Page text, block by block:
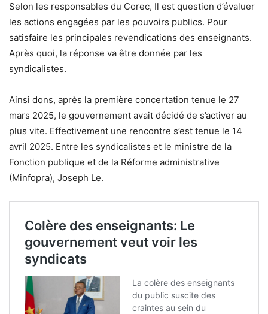
Selon les responsables du Corec, Il est question d’évaluer
les actions engagées par les pouvoirs publics. Pour
satisfaire les principales revendications des enseignants.
Après quoi, la réponse va être donnée par les
syndicalistes.
Ainsi dons, après la première concertation tenue le 27
mars 2025, le gouvernement avait décidé de s’activer au
plus vite. Effectivement une rencontre s’est tenue le 14
avril 2025. Entre les syndicalistes et le ministre de la
Fonction publique et de la Réforme administrative
(Minfopra), Joseph Le.